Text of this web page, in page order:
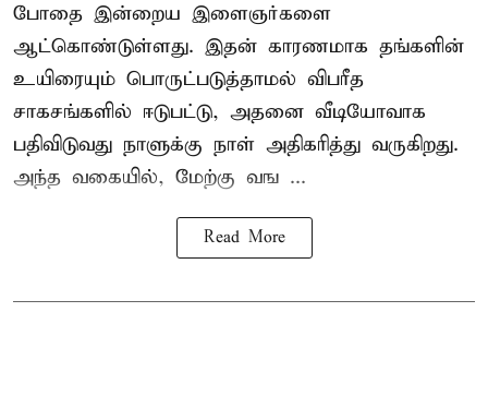
போதை இன்றைய இளைஞர்களை
ஆட்கொண்டுள்ளது. இதன் காரணமாக தங்களின்
உயிரையும் பொருட்படுத்தாமல் விபரீத
சாகசங்களில் ஈடுபட்டு, அதனை வீடியோவாக
பதிவிடுவது நாளுக்கு நாள் அதிகரித்து வருகிறது.
அந்த வகையில், மேற்கு வங ...
Read More